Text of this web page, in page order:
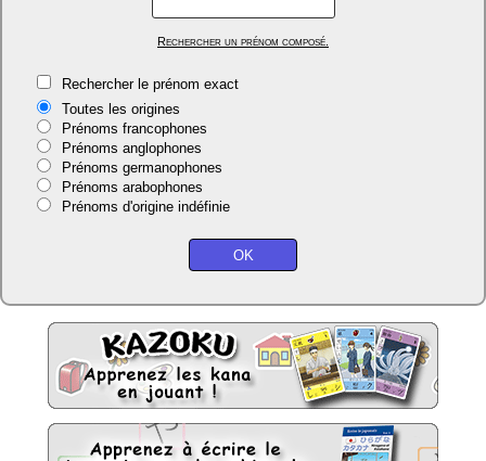
Rechercher un prénom composé.
Rechercher le prénom exact
Toutes les origines
Prénoms francophones
Prénoms anglophones
Prénoms germanophones
Prénoms arabophones
Prénoms d'origine indéfinie